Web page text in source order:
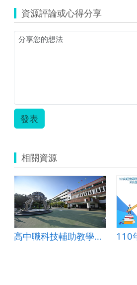
資源評論或心得分享
發表
相關資源
高中職科技輔助教學與學習教案-虎尾高中-地理科